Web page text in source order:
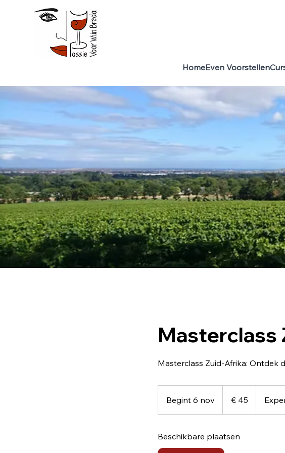
HomeEven Voorstellen
Masterclass
Masterclass Zuid-Afrika: Ontdek
Begint 6 nov
e
i
n
€ 45
Beschikbare plaatsen